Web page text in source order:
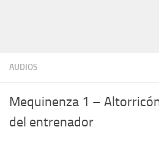
AUDIOS
Mequinenza 1 –
del entrenador